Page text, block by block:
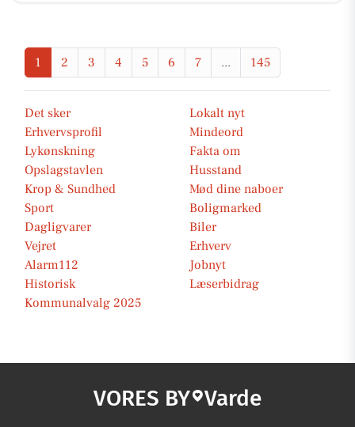
1 2 3 4 5 6 7 ... 145
Det sker
Lokalt nyt
Erhvervsprofil
Mindeord
Lykønskning
Fakta om
Opslagstavlen
Husstand
Krop & Sundhed
Mød dine naboer
Sport
Boligmarked
Dagligvarer
Biler
Vejret
Erhverv
Alarm112
Jobnyt
Historisk
Læserbidrag
Kommunalvalg 2025
VORES BY Varde